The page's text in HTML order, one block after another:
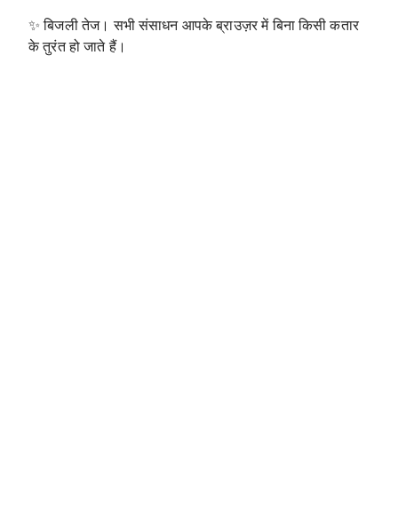
✨बिजली तेज। सभी संसाधन आपके ब्राउज़र में बिना किसी कतार
के तुरंत हो जाते हैं।